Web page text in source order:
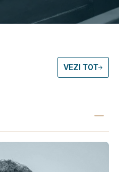
VEZI TOT